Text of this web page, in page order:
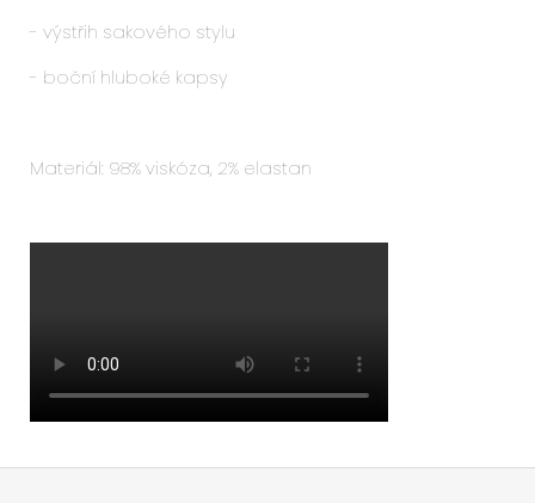
- výstřih sakového stylu
- boční hluboké kapsy
Materiál: 98% viskóza, 2% elastan
Z